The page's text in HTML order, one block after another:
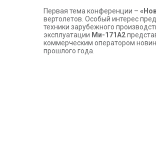
Первая тема конференции –
вертолетов. Особый интерес
техники зарубежного
эксплуатации Ми-171А2
коммерческим оператором
прошлого года.